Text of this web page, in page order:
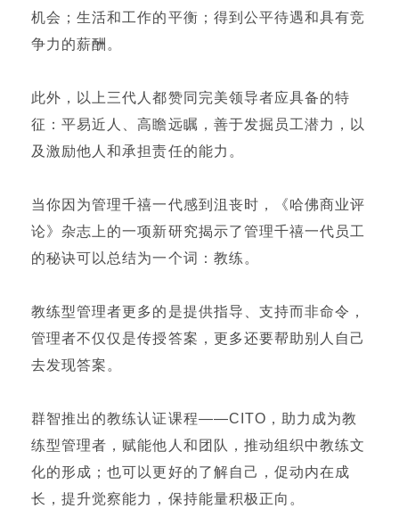
机会；生活和工作的平衡；得到公平待遇和具有竞
争力的薪酬。
此外，以上三代人都赞同完美领导者应具备的特
征：平易近人、高瞻远瞩，善于发掘员工潜力，以
及激励他人和承担责任的能力。
当你因为管理千禧一代感到沮丧时，《哈佛商业评
论》杂志上的一项新研究揭示了管理千禧一代员工
的秘诀可以总结为一个词：教练。
教练型管理者更多的是提供指导、支持而非命令，
管理者不仅仅是传授答案，更多还要帮助别人自己
去发现答案。
群智推出的教练认证课程——CITO，助力成为教
练型管理者，赋能他人和团队，推动组织中教练文
化的形成；也可以更好的了解自己，促动内在成
长，提升觉察能力，保持能量积极正向。